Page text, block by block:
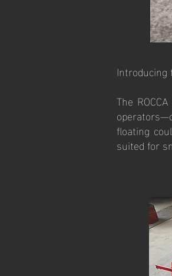
Introducing
The
floating
suited for